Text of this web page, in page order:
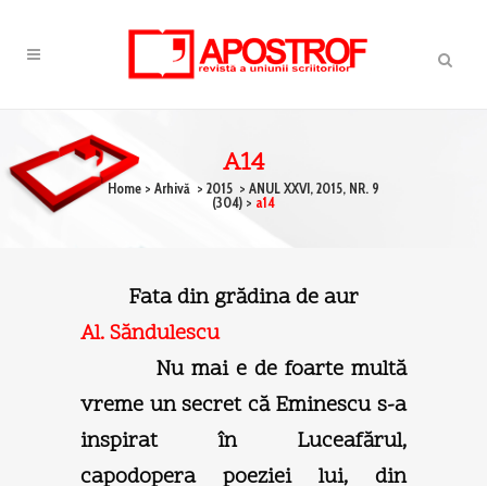
A14
Home > Arhivă > 2015 > ANUL XXVI, 2015, NR. 9
(304) > a14
Fata din grădina de aur
Al. Săndulescu
Nu mai e de foarte multă
vreme un secret că Eminescu s-a
inspirat în Luceafărul,
capodopera poeziei lui, din